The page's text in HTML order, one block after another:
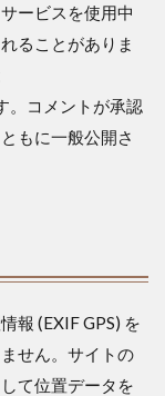
ービスを使用中
ることがありま
コメントが承認
もに一般公開さ
報 (EXIF GPS) を
せん。サイトの
て位置データを